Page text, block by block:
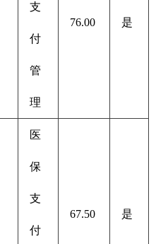
支
付
管
理
76.00 是
医
保
支
付
67.50 是